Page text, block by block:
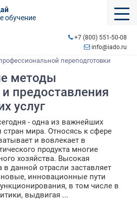
обучение
+7 (800) 551-50-08
info@iado.ru
переподготовки
методы
предоставления
услуг
- одна из важнейших
мира. Относясь к сфере
и вовлекает в
продукта многие
хозяйства. Высокая
в данной отрасли заставляет
новые, инновационные пути
в том числе в
выдвигая ...